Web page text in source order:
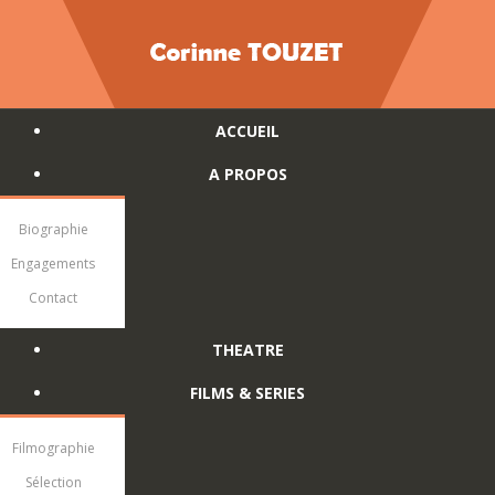
ACCUEIL
A PROPOS
Biographie
Engagements
Contact
THEATRE
FILMS & SERIES
Filmographie
Sélection